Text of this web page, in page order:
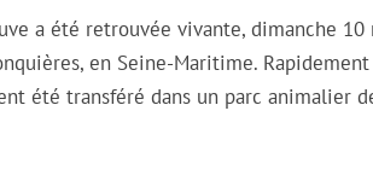
a été retrouvée vivante, dimanche 10
en Seine-Maritime.
été transféré dans un parc animalier